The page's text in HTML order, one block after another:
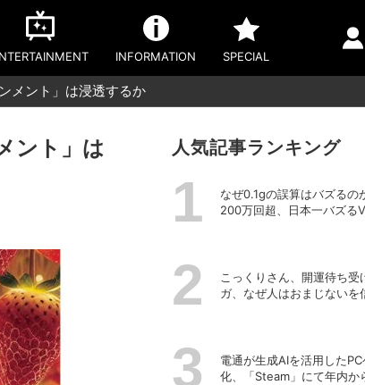
INFORMATION SPECIAL
メント」は浸透するか
ント」は
人気記事ランキング
なぜ0.1gの誤算はバズるの
200万回超、日本一バズる
こっくりさん、開運待ち受
ガ、なぜ人はおまじないを
電通が生成AIを活用した
化、「Steam」にて年内か